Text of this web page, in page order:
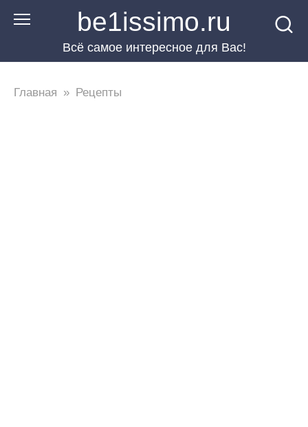
Перейти
be1issimo.ru
Всё самое интересное для Вас!
Главная » Рецепты